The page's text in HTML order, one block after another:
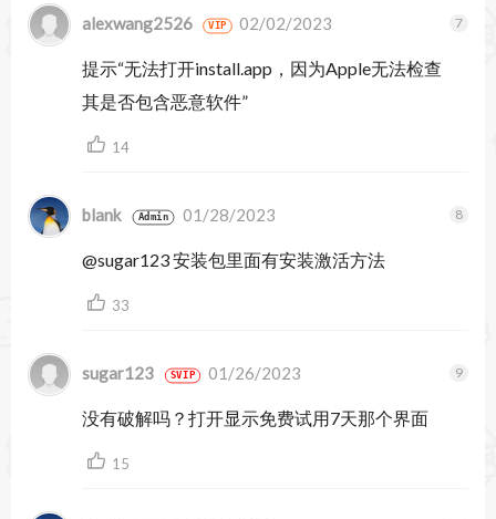
余的视频编辑者，都可以使用顶级水平的视频编辑
工具尽情发挥创意。
导入任何文件格式的镜头。
轻松拖放视频文件至您的项目。无论您是用
行摄像，都可以使用 Premiere Pro视频编辑软件制
精确的扩展或缩短电影剪辑
使用修剪工具在时间线上进行直观编辑，延长或缩
短电影剪辑。凭借 Premiere Pro 的直观编辑流程，
您甚至可以创建并编辑多镜头序列。
alexwang2526 VIP 02/02/2023
提示“无法打开install.app，因为Apple无法检查
其是否包含恶意软件”
14
blank Admin 01/28/2023
@sugar123 安装包里面有安装激活方法
33
sugar123 SVIP 01/26/2023
没有破解吗？打开显示免费试用7天那个界面
15